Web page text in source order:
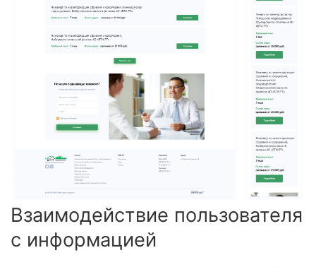
Взаимодействие пользователя
с информацией